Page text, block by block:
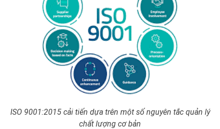
ISO 9001:2015 cải tiến dựa trên một số nguyên tắc quản lý
chất lượng cơ bản